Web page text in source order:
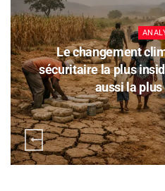
Le changement
sécuritaire la plus
aussi la